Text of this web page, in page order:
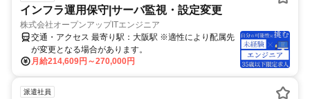
インフラ運用保守|サーバ監視・設定変更
株式会社オープンアップITエンジニア
月給214,609円～270,000円
交通・アクセス 最寄り駅：大阪駅 ※適性により配属先
が変更となる場合があります。
派遣社員